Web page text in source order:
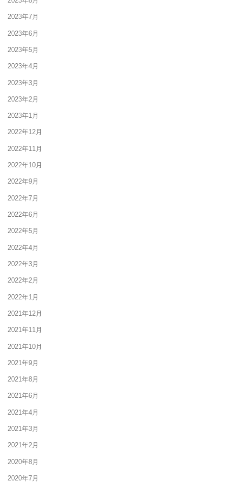
2023年7月
2023年6月
2023年5月
2023年4月
2023年3月
2023年2月
2023年1月
2022年12月
2022年11月
2022年10月
2022年9月
2022年7月
2022年6月
2022年5月
2022年4月
2022年3月
2022年2月
2022年1月
2021年12月
2021年11月
2021年10月
2021年9月
2021年8月
2021年6月
2021年4月
2021年3月
2021年2月
2020年8月
2020年7月